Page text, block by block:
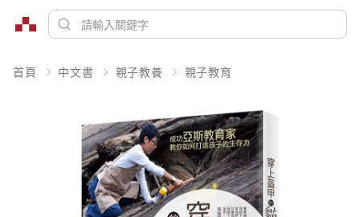
首頁 中文書 親子教養 親子教育